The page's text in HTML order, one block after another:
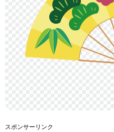
スポンサーリンク